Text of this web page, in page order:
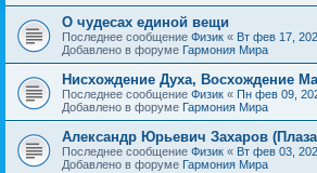
О чудесах единой вещи
Последнее сообщение Физик « Вт фев 17,
Добавлено в форуме Гармония Мира
Нисхождение Духа, Восхождение
Последнее сообщение Физик « Пн фев 09,
Добавлено в форуме Гармония Мира
Александр Юрьевич Захаров
Последнее сообщение Физик « Вт фев 03,
Добавлено в форуме Гармония Мира